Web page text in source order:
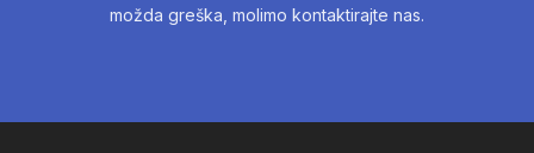
možda greška, molimo kontaktirajte nas.